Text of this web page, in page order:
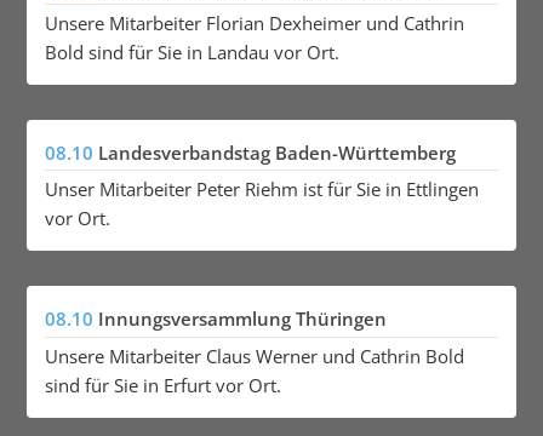
Unsere Mitarbeiter Florian Dexheimer und Cathrin
Bold sind für Sie in Landau vor Ort.
08.10 Landesverbandstag Baden-Württemberg
Unser Mitarbeiter Peter Riehm ist für Sie in Ettlingen
vor Ort.
08.10 Innungsversammlung Thüringen
Unsere Mitarbeiter Claus Werner und Cathrin Bold
sind für Sie in Erfurt vor Ort.